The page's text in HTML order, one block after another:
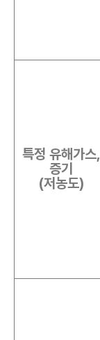
특정 유해가스,
증기
(저농도)